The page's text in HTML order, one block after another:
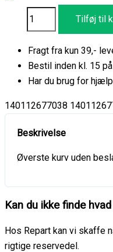
Tilføj til
Fragt fra kun 39,-
Bestil inden kl. 15
Har du brug for
140112677038
Øverste kurv uden
Kan du ikke finde
Hos Repart kan vi skaffe
rigtige reservedel.